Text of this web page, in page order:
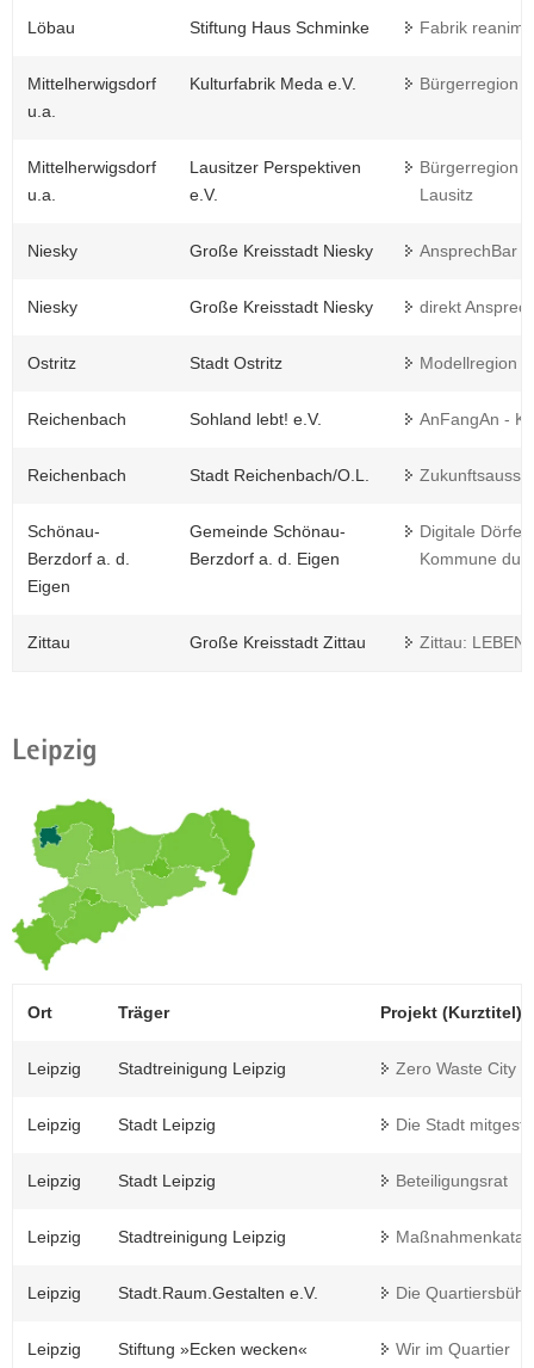
Löbau Stiftung Haus Schminke Fabrik
Mittelherwigsdorf
u.a.
Kulturfabrik Meda e.V. Bürgerregion
Mittelherwigsdorf
u.a.
Lausitzer Perspektiven
e.V.
Bürgerregion
Lausitz
Niesky Große Kreisstadt Niesky AnsprechBar
Niesky Große Kreisstadt Niesky direkt
Ostritz Stadt Ostritz Modellregion
Reichenbach Sohland lebt! e.V. AnFangAn -
Reichenbach Stadt Reichenbach/O.L.
Schönau-
Berzdorf a. d.
Eigen
Gemeinde Schönau-
Berzdorf a. d. Eigen
Digitale
Kommune
Zittau Große Kreisstadt Zittau Zittau:
Leipzig
Ort Träger Projekt (Kurztitel)
Leipzig Stadtreinigung Leipzig Zero Waste City
Leipzig Stadt Leipzig Die Stadt
Leipzig Stadt Leipzig Beteiligungsrat
Leipzig Stadtreinigung Leipzig
Leipzig Stadt.Raum.Gestalten e.V. Die
Leipzig Stiftung »Ecken wecken« Wir im Quartier